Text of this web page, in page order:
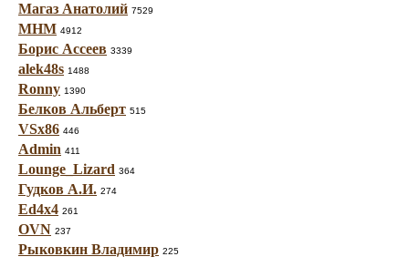
Магаз Анатолий 7529
МНМ 4912
Борис Ассеев 3339
alek48s 1488
Ronny 1390
Белков Альберт 515
VSx86 446
Admin 411
Lounge_Lizard 364
Гудков А.И. 274
Ed4x4 261
OVN 237
Рыковкин Владимир 225